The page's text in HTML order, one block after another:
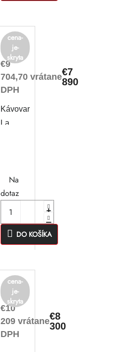
€9
704,70 vrátane
DPH
€7
890
Kávovar
La
cena-
je-
skryta
Na
dotaz
DO KOŠÍKA
€10
209 vrátane
DPH
€8
300
cena-
je-
skryta